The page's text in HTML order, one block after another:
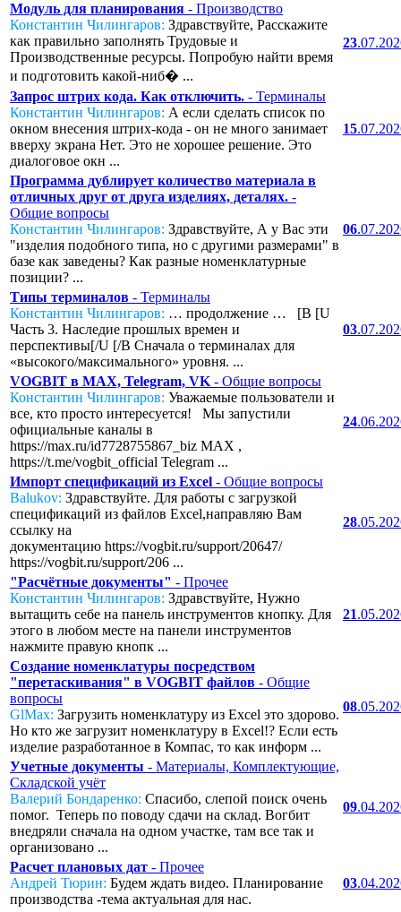
Модуль для планирования - Производство
Константин Чилингаров: Здравствуйте, Расскажите
как правильно заполнять Трудовые и
Производственные ресурсы. Попробую найти время
и подготовить какой-ниб� ...
23
Запрос штрих кода. Как отключить. - Терминалы
Константин Чилингаров: А если сделать список по
окном внесения штрих-кода - он не много занимает
вверху экрана Нет. Это не хорошее решение. Это
диалоговое окн ...
15
Программа дублирует количество материала в
отличных друг от друга изделиях, деталях. -
Общие вопросы
Константин Чилингаров: Здравствуйте, А у Вас эти
"изделия подобного типа, но с другими размерами" в
базе как заведены? Как разные номенклатурные
позиции? ...
06
Типы терминалов - Терминалы
Константин Чилингаров: … продолжение … [B [U
Часть 3. Наследие прошлых времен и
перспективы[/U [/B Сначала о терминалах для
«высокого/максимального» уровня. ...
03
VOGBIT в MAX, Telegram, VK - Общие вопросы
Константин Чилингаров: Уважаемые пользователи и
все, кто просто интересуется! Мы запустили
официальные каналы в
https://max.ru/id7728755867_biz MAX ,
https://t.me/vogbit_official Telegram ...
24
Импорт спецификаций из Excel - Общие вопросы
Balukov: Здравствуйте. Для работы с загрузкой
спецификаций из файлов Excel,направляю Вам
ссылку на
документацию https://vogbit.ru/support/20647/
https://vogbit.ru/support/206 ...
28
"Расчётные документы" - Прочее
Константин Чилингаров: Здравствуйте, Нужно
вытащить себе на панель инструментов кнопку. Для
этого в любом месте на панели инструментов
нажмите правую кнопк ...
21
Создание номенклатуры посредством
"перетаскивания" в VOGBIT файлов - Общие
вопросы
GlMax: Загрузить номенклатуру из Excel это здорово.
Но кто же загрузит номенклатуру в Excel!? Если есть
изделие разработанное в Компас, то как информ ...
08
Учетные документы - Материалы, Комплектующие,
Складской учёт
Валерий Бондаренко: Спасибо, слепой поиск очень
помог. Теперь по поводу сдачи на склад. Вогбит
внедряли сначала на одном участке, там все так и
организовано ...
09
Расчет плановых дат - Прочее
Андрей Тюрин: Будем ждать видео. Планирование
производства -тема актуальная для нас.
03